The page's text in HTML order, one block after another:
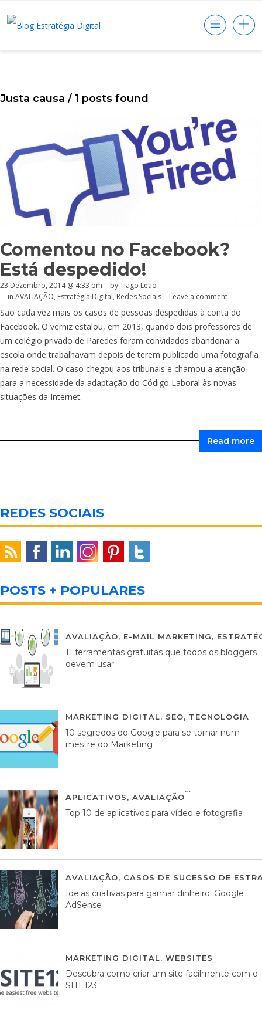
Justa causa / 1 posts found
Comentou no Facebook?
Está despedido!
23 Dezembro, 2014 @ 4:33 pm
by Tiago Leão
in AVALIAÇÃO, Estratégia Digital, Redes Sociais Leave a comment
São cada vez mais os casos de pessoas despedidas à conta do
Facebook. O verniz estalou, em 2013, quando dois professores de
um colégio privado de Paredes foram convidados abandonar a
escola onde trabalhavam depois de terem publicado uma fotografia
na rede social. O caso chegou aos tribunais e chamou a atenção
para a necessidade da adaptação do Código Laboral às novas
situações da Internet.
Read more
REDES SOCIAIS
POSTS + POPULARES
AVALIAÇÃO, E-MAIL MARKETING,
11 ferramentas gratuitas que todos os bloggers
devem usar
MARKETING DIGITAL, SEO, TECNOLOGIA
10 segredos do Google para se tornar num
mestre do Marketing
APLICATIVOS, AVALIAÇÃO
Top 10 de aplicativos para vídeo e fotografia
AVALIAÇÃO, CASOS DE SUCESSO DE
Ideias criativas para ganhar dinheiro: Google
AdSense
MARKETING DIGITAL, WEBSITES
Descubra como criar um site facilmente com o
SITE123